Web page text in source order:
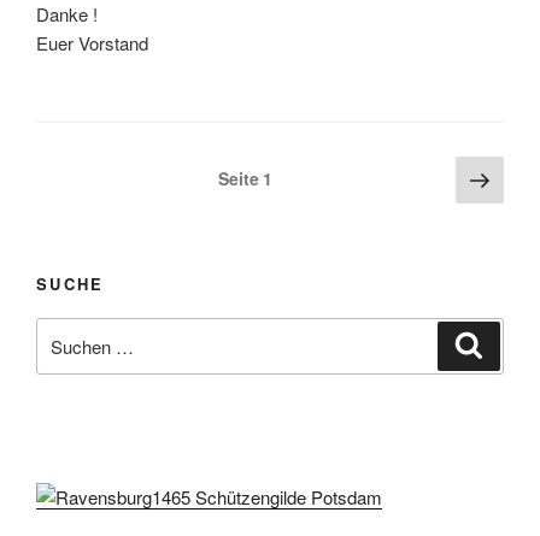
Danke !
Euer Vorstand
Seitennummerierung
Seite 1
Seite
SUCHE
nach: